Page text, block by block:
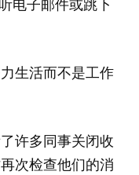
电子邮件或跳下
生活而不是工作
许多同事关闭收
次检查他们的消